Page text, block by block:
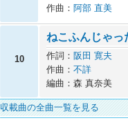
作曲： 阿部 直美
10
ねこふんじゃっ
作詞： 阪田 寛夫
作曲： 不詳
編曲：森 真奈美
収載曲の全曲一覧を見る